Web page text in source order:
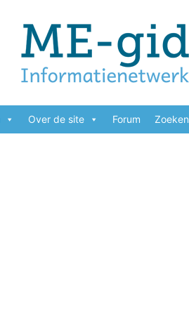
Over de site Forum Zoeken